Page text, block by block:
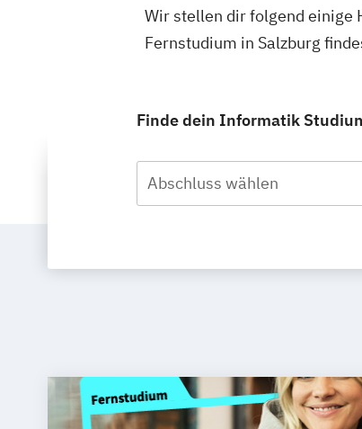
Wir stellen dir folgend einige
Fernstudium in Salzburg
Finde dein Informatik
Abschluss wählen